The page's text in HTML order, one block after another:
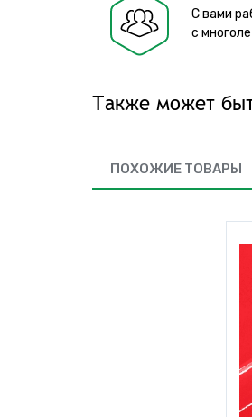
С вами
с
Также может
ПОХОЖИЕ ТОВАРЫ